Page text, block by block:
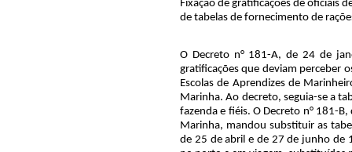
Fixação de gratificações de oficiais
de tabelas de fornecimento de
O Decreto n° 181-A, de 24 de
gratificações que deviam perceber
Escolas de Aprendizes de
Marinha. Ao decreto, seguia-se a
fazenda e fiéis. O Decreto n° 181-
Marinha, mandou substituir as
de 25 de abril e de 27 de junho de